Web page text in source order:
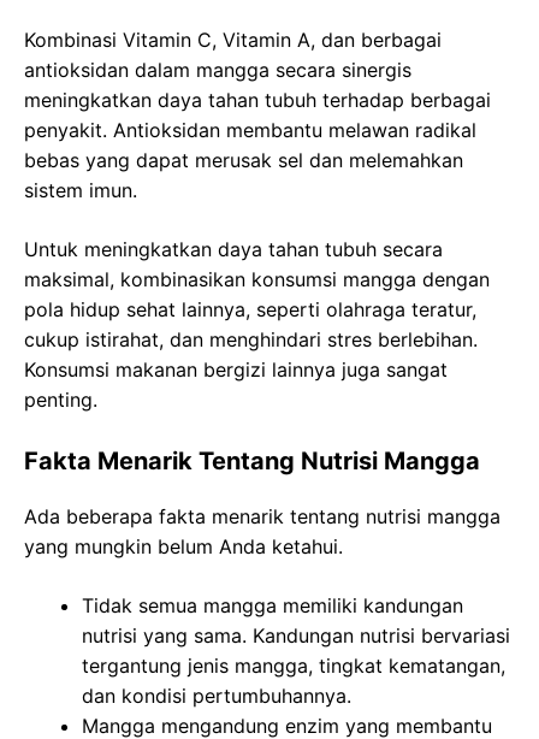
Kombinasi Vitamin C, Vitamin A, dan berbagai
antioksidan dalam mangga secara sinergis
meningkatkan daya tahan tubuh terhadap berbagai
penyakit. Antioksidan membantu melawan radikal
bebas yang dapat merusak sel dan melemahkan
sistem imun.
Untuk meningkatkan daya tahan tubuh secara
maksimal, kombinasikan konsumsi mangga dengan
pola hidup sehat lainnya, seperti olahraga teratur,
cukup istirahat, dan menghindari stres berlebihan.
Konsumsi makanan bergizi lainnya juga sangat
penting.
Fakta Menarik Tentang Nutrisi Mangga
Ada beberapa fakta menarik tentang nutrisi mangga
yang mungkin belum Anda ketahui.
Tidak semua mangga memiliki kandungan
nutrisi yang sama. Kandungan nutrisi bervariasi
tergantung jenis mangga, tingkat kematangan,
dan kondisi pertumbuhannya.
Mangga mengandung enzim yang membantu